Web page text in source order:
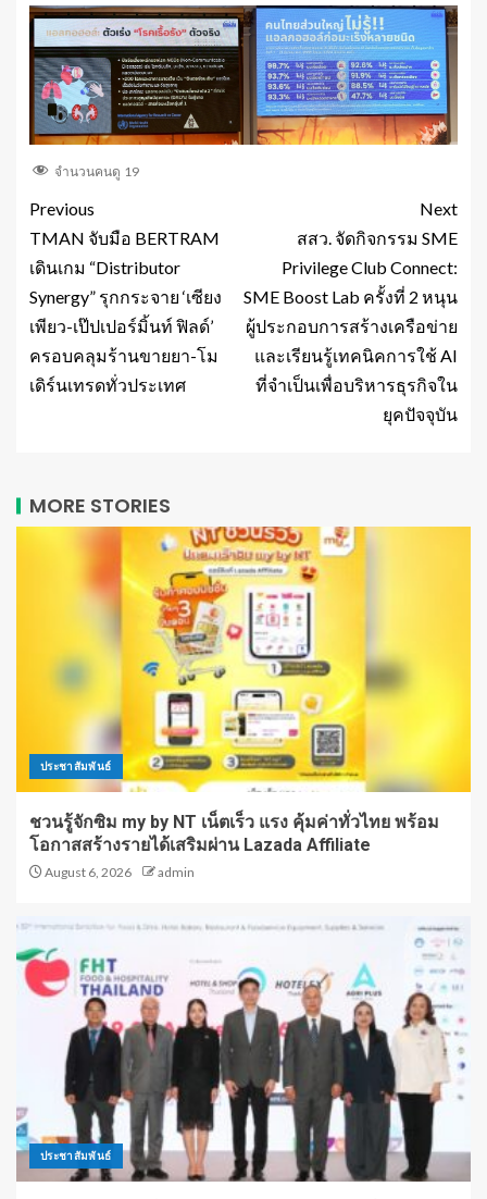
จำนวนคนดู 19
Previous
TMAN จับมือ BERTRAM
เดินเกม “Distributor
Synergy” รุกกระจาย ‘เซียง
เพียว-เป๊ปเปอร์มิ้นท์ ฟิลด์’
ครอบคลุมร้านขายยา-โม
เดิร์นเทรดทั่วประเทศ
Next
สสว. จัดกิจกรรม SME
Privilege Club Connect:
SME Boost Lab ครั้งที่ 2 หนุน
ผู้ประกอบการสร้างเครือข่าย
และเรียนรู้เทคนิคการใช้ AI
ที่จำเป็นเพื่อบริหารธุรกิจใน
ยุคปัจจุบัน
MORE STORIES
ประชาสัมพันธ์
ชวนรู้จักซิม my by NT เน็ตเร็ว แรง คุ้มค่าทั่วไทย พร้อม
โอกาสสร้างรายได้เสริมผ่าน Lazada Affiliate
August 6, 2026 admin
ประชาสัมพันธ์